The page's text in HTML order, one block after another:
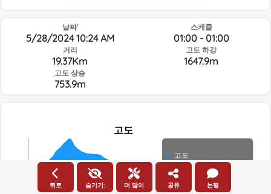
날짜'
5/28/2024 10:24 AM
거리
19.37Km
고도 상승
753.9m
스케쥴
01:00 - 01:00
고도 하강
1647.9m
고도
고도
뒤로 숨기기: 더 많이 공유 논평